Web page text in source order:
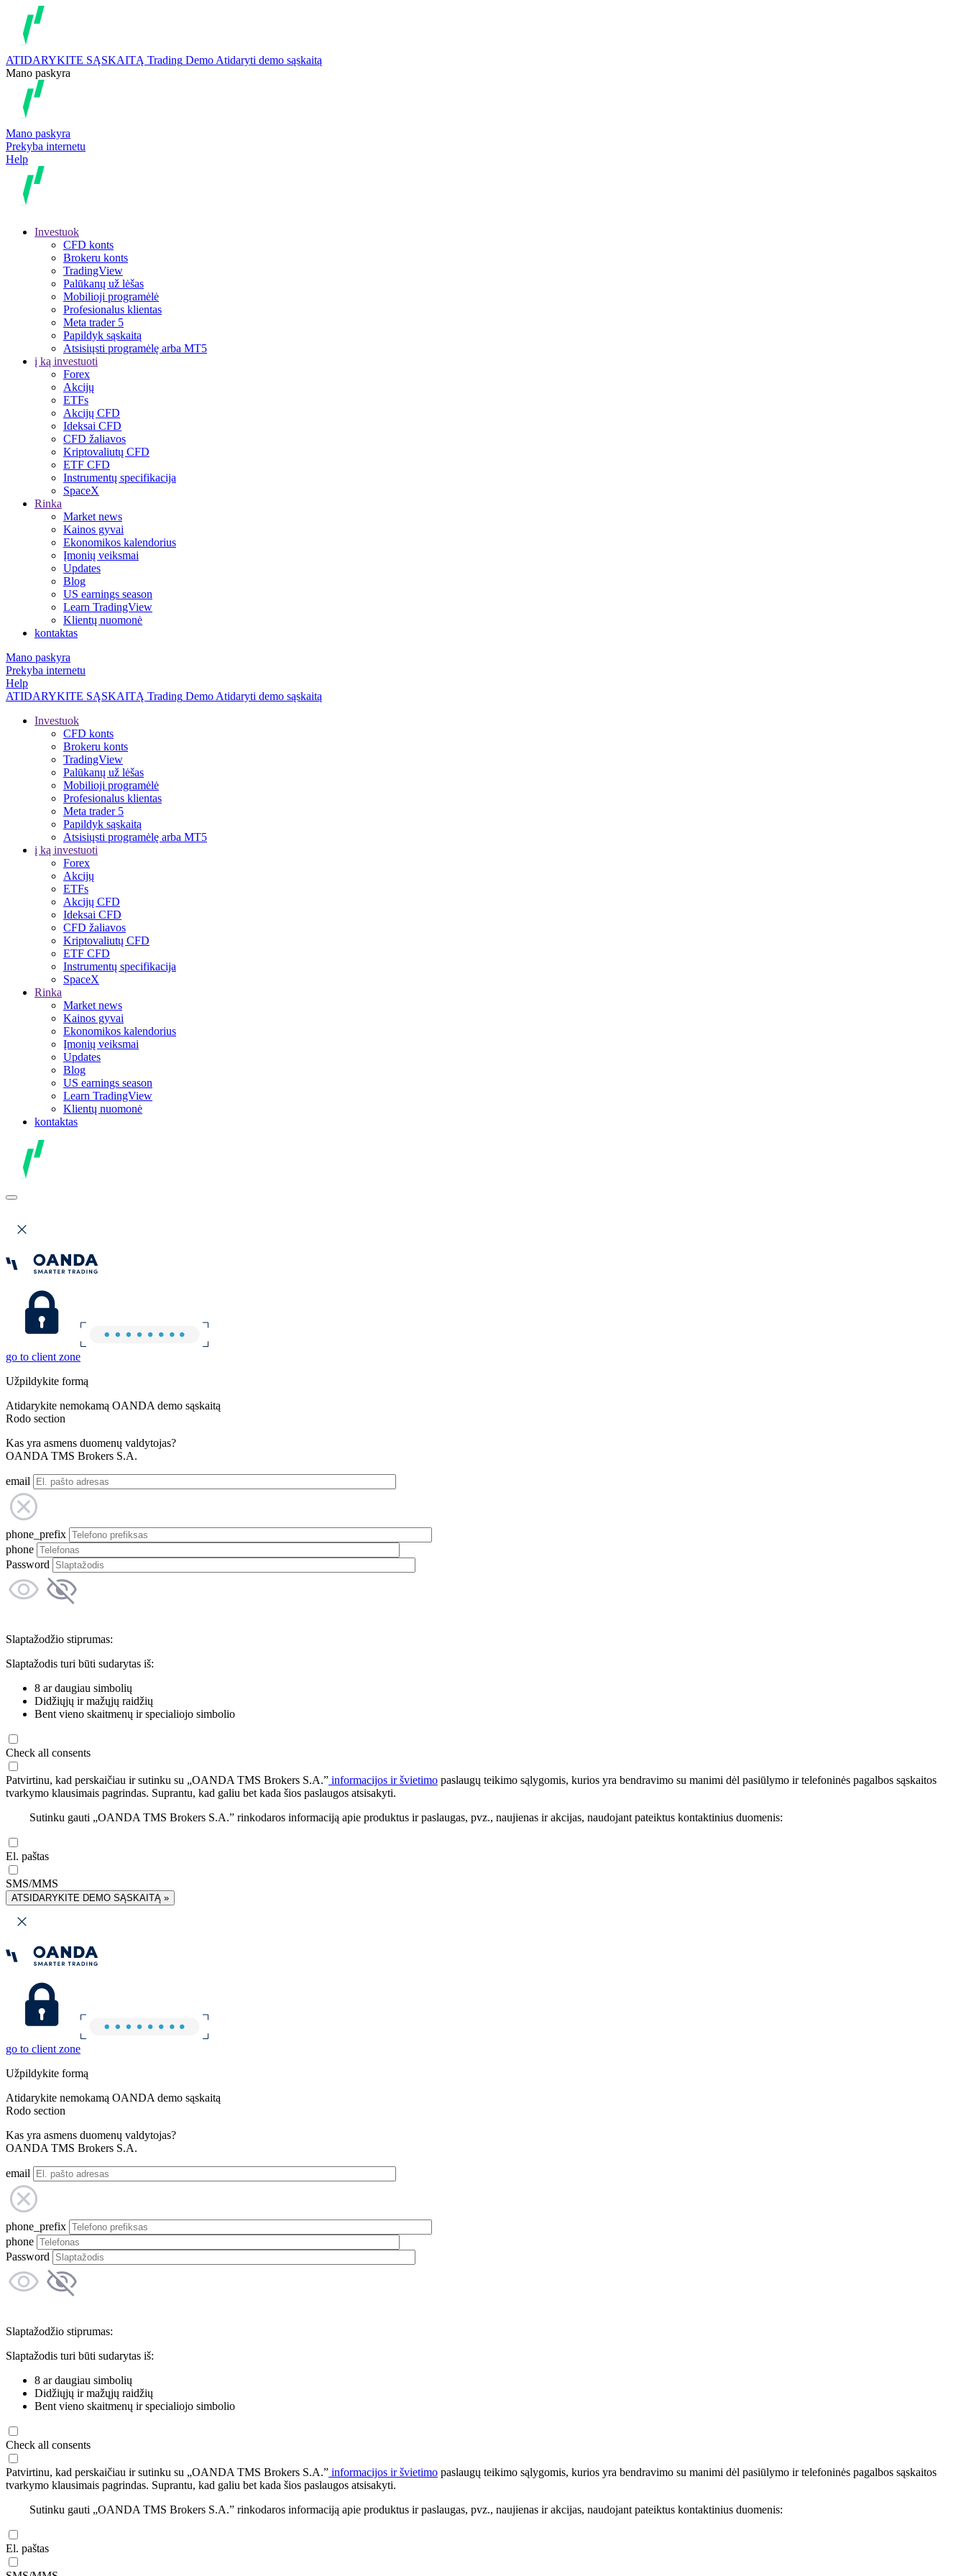
ATIDARYKITE SĄSKAITĄ Trading Demo Atidaryti demo sąskaitą
Mano paskyra
Mano paskyra
Prekyba internetu
Help
Investuok
CFD konts
Brokeru konts
TradingView
Palūkanų už lėšas
Mobilioji programėlė
Profesionalus klientas
Meta trader 5
Papildyk sąskaitą
Atsisiųsti programėlę arba MT5
į ką investuoti
Forex
Akcijų
ETFs
Akcijų CFD
Ideksai CFD
CFD žaliavos
Kriptovaliutų CFD
ETF CFD
Instrumentų specifikacija
SpaceX
Rinka
Market news
Kainos gyvai
Ekonomikos kalendorius
Įmonių veiksmai
Updates
Blog
US earnings season
Learn TradingView
Klientų nuomonė
kontaktas
Mano paskyra
Prekyba internetu
Help
ATIDARYKITE SĄSKAITĄ Trading Demo Atidaryti demo sąskaitą
Investuok
CFD konts
Brokeru konts
TradingView
Palūkanų už lėšas
Mobilioji programėlė
Profesionalus klientas
Meta trader 5
Papildyk sąskaitą
Atsisiųsti programėlę arba MT5
į ką investuoti
Forex
Akcijų
ETFs
Akcijų CFD
Ideksai CFD
CFD žaliavos
Kriptovaliutų CFD
ETF CFD
Instrumentų specifikacija
SpaceX
Rinka
Market news
Kainos gyvai
Ekonomikos kalendorius
Įmonių veiksmai
Updates
Blog
US earnings season
Learn TradingView
Klientų nuomonė
kontaktas
go to client zone
Užpildykite formą
Atidarykite nemokamą OANDA demo sąskaitą
Rodo section
Kas yra asmens duomenų valdytojas?
OANDA TMS Brokers S.A.
email
phone_prefix
phone
Password
Slaptažodžio stiprumas:
Slaptažodis turi būti sudarytas iš:
8 ar daugiau simbolių
Didžiųjų ir mažųjų raidžių
Bent vieno skaitmenų ir specialiojo simbolio
Check all consents
Patvirtinu, kad perskaičiau ir sutinku su „OANDA TMS Brokers S.A.” informacijos ir švietimo paslaugų teikimo sąlygomis, kurios yra bendravimo su manimi dėl pasiūlymo ir telefoninės pagalbos sąskaitos
tvarkymo klausimais pagrindas. Suprantu, kad galiu bet kada šios paslaugos atsisakyti.
Sutinku gauti „OANDA TMS Brokers S.A.” rinkodaros informaciją apie produktus ir paslaugas, pvz., naujienas ir akcijas, naudojant pateiktus kontaktinius duomenis:
El. paštas
SMS/MMS
ATSIDARYKITE DEMO SĄSKAITĄ »
go to client zone
Užpildykite formą
Atidarykite nemokamą OANDA demo sąskaitą
Rodo section
Kas yra asmens duomenų valdytojas?
OANDA TMS Brokers S.A.
email
phone_prefix
phone
Password
Slaptažodžio stiprumas:
Slaptažodis turi būti sudarytas iš:
8 ar daugiau simbolių
Didžiųjų ir mažųjų raidžių
Bent vieno skaitmenų ir specialiojo simbolio
Check all consents
Patvirtinu, kad perskaičiau ir sutinku su „OANDA TMS Brokers S.A.” informacijos ir švietimo paslaugų teikimo sąlygomis, kurios yra bendravimo su manimi dėl pasiūlymo ir telefoninės pagalbos sąskaitos
tvarkymo klausimais pagrindas. Suprantu, kad galiu bet kada šios paslaugos atsisakyti.
Sutinku gauti „OANDA TMS Brokers S.A.” rinkodaros informaciją apie produktus ir paslaugas, pvz., naujienas ir akcijas, naudojant pateiktus kontaktinius duomenis:
El. paštas